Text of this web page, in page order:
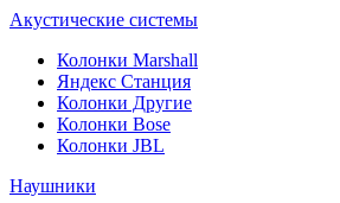
Акустические системы
Колонки Marshall
Яндекс Станция
Колонки Другие
Колонки Bose
Колонки JBL
Наушники